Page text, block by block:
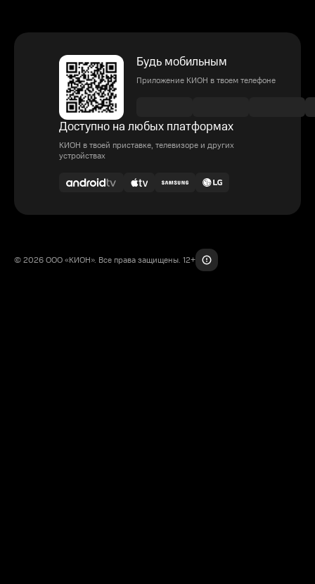
Будь мобильным
Приложение КИОН в твоем телефоне
Доступно на любых платформах
КИОН в твоей приставке, телевизоре и других
устройствах
© 2026 ООО «КИОН». Все права защищены. 12+